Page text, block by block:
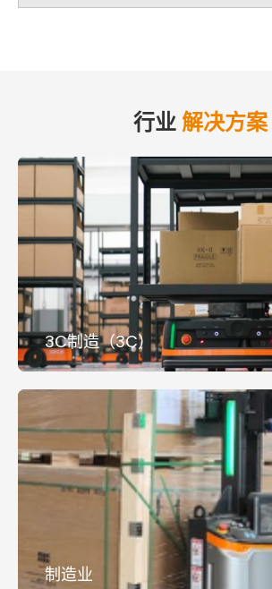
行业解决方案
3C制造（3C）
制造业